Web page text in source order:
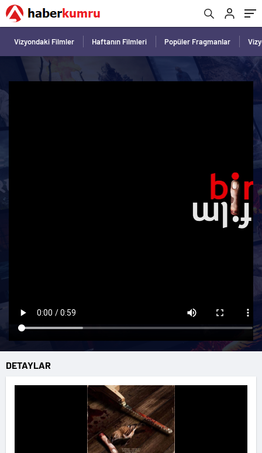
Vizyondaki Filmler Haftanın Filmleri Popüler Fragmanlar
DETAYLAR